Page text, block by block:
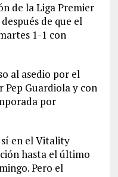
de la Liga Premier
de que el
1-1 con
al asedio por el
Guardiola y con
por
sí en el Vitality
hasta el último
Pero el